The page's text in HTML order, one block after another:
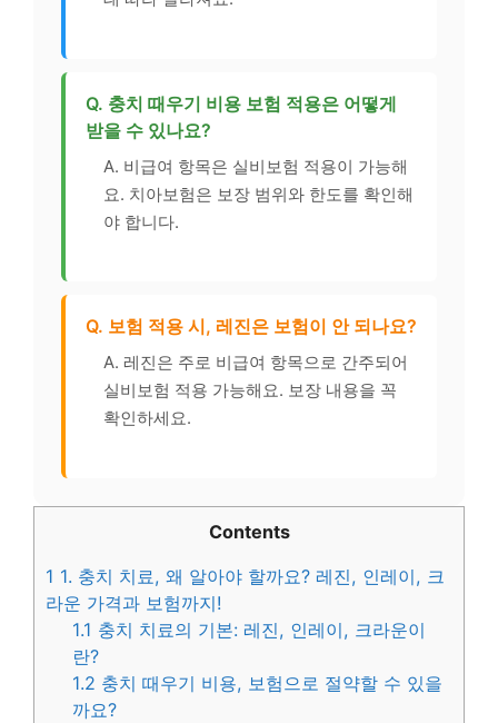
Q. 충치 때우기 비용 보험 적용은 어떻게
받을 수 있나요?
A. 비급여 항목은 실비보험 적용이 가능해
요. 치아보험은 보장 범위와 한도를 확인해
야 합니다.
Q. 보험 적용 시, 레진은 보험이 안 되나요?
A. 레진은 주로 비급여 항목으로 간주되어
실비보험 적용 가능해요. 보장 내용을 꼭
확인하세요.
Contents
1 1. 충치 치료, 왜 알아야 할까요? 레진, 인레이, 크
라운 가격과 보험까지!
1.1 충치 치료의 기본: 레진, 인레이, 크라운이
란?
1.2 충치 때우기 비용, 보험으로 절약할 수 있을
까요?